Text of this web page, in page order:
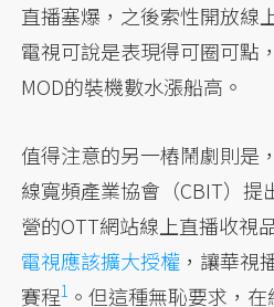
直播塞爆，之後索性開放線
電視可說是表現得可圈可點
MOD的裝機數水漲船高。
值得注意的另一樁鬧劇則是
線寬頻產業協會（CBIT）提
營的OTT網站線上直播收視
電視應該擴大授權 ，讓華視
賽程1 。但這種無恥要求，